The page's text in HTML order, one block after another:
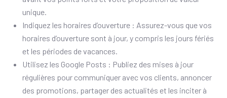
unique.
Indiquez les horaires d’ouverture : Assurez-vous que vos
horaires d’ouverture sont à jour, y compris les jours fériés
et les périodes de vacances.
Utilisez les Google Posts : Publiez des mises à jour
régulières pour communiquer avec vos clients, annoncer
des promotions, partager des actualités et les inciter à